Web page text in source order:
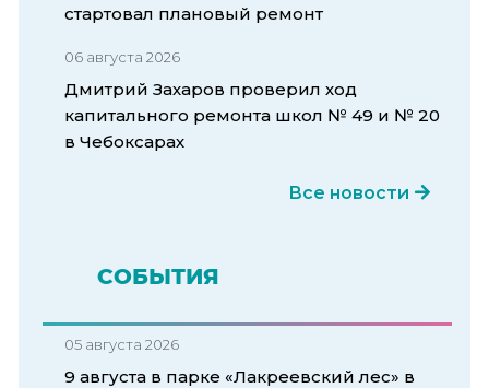
стартовал плановый ремонт
06 августа 2026
Дмитрий Захаров проверил ход
капитального ремонта школ № 49 и № 20
в Чебоксарах
Все новости
СОБЫТИЯ
05 августа 2026
9 августа в парке «Лакреевский лес» в